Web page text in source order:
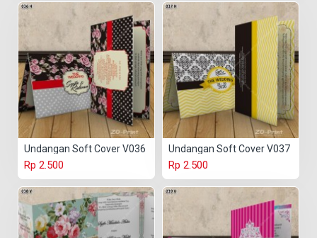
Undangan Soft Cover V036
Rp 2.500
Undangan Soft Cover V037
Rp 2.500